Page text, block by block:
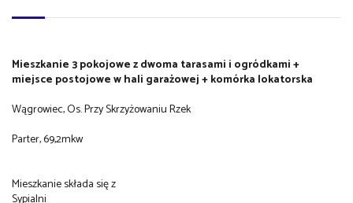
Mieszkanie 3 pokojowe z dwoma tarasami i ogródkami +
miejsce postojowe w hali garażowej + komórka lokatorska
Wągrowiec, Os. Przy Skrzyżowaniu Rzek
Parter, 69,2mkw
Mieszkanie składa się z
Sypialni